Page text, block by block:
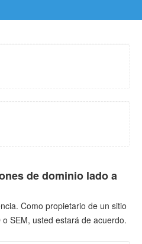
de dominio lado a
Como propietario de un sitio
SEM, usted estará de acuerdo.